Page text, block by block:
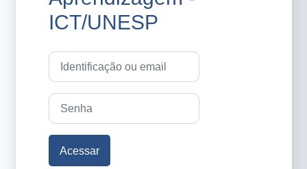
ICT/UNESP
Identificação ou email
Senha
Acessar